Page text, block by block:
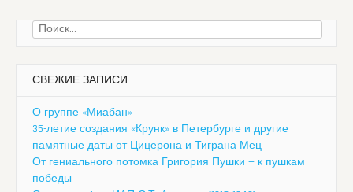
Найти:
СВЕЖИЕ ЗАПИСИ
О группе «Миабан»
35-летие создания «Крунк» в Петербурге и другие
памятные даты от Цицерона и Тиграна Мец
От гениального потомка Григория Пушки — к пушкам
победы